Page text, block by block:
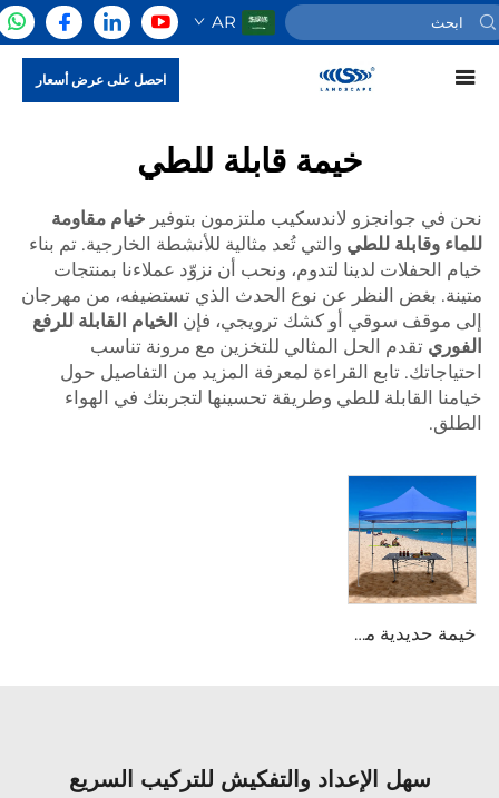
AR
احصل على عرض أسعار
خيمة قابلة للطي
نحن في جوانجزو لاندسكيب ملتزمون بتوفيرخيام مقاومة
للماء وقابلة للطيوالتي تُعد مثالية للأنشطة الخارجية. تم بناء
خيام الحفلات لدينا لتدوم، ونحب أن نزوّد عملاءنا بمنتجات
متينة. بغض النظر عن نوع الحدث الذي تستضيفه، من مهرجان
إلى موقف سوقي أو كشك ترويجي، فإنالخيام القابلة للرفع
الفوريتقدم الحل المثالي للتخزين مع مرونة تناسب
احتياجاتك. تابع القراءة لمعرفة المزيد من التفاصيل حول
خيامنا القابلة للطي وطريقة تحسينها لتجربتك في الهواء
الطلق.
خيمة حديدية مخصصة للترويج للحدث
سهل الإعداد والتفكيش للتركيب السريع